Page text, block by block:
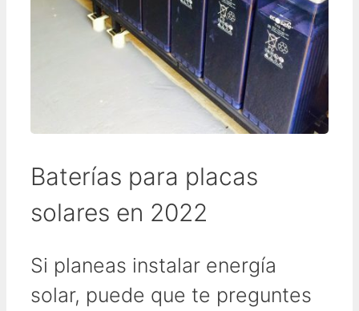
Baterías para placas
solares en 2022
Si planeas instalar energía
solar, puede que te preguntes